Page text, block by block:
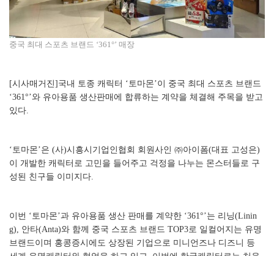
중국 최대 스포츠 브랜드 ‘361°’ 매장
[시사매거진]국내 토종 캐릭터 ‘토마몬’이 중국 최대 스포츠 브랜드
‘361°’와 유아용품 생산판매에 합류하는 계약을 체결해 주목을 받고
있다.
‘토마몬’은 (사)시흥시기업인협회 회원사인 ㈜아이폼(대표 고성은)
이 개발한 캐릭터로 고민을 들어주고 걱정을 나누는 몬스터들로 구
성된 친구들 이미지다.
이번 ‘토마몬’과 유아용품 생산 판매를 계약한 ‘361°’는 리닝(Linin
g), 안타(Anta)와 함께 중국 스포츠 브랜드 TOP3로 일컬어지는 유명
브랜드이며 홍콩증시에도 상장된 기업으로 미니언즈나 디즈니 등